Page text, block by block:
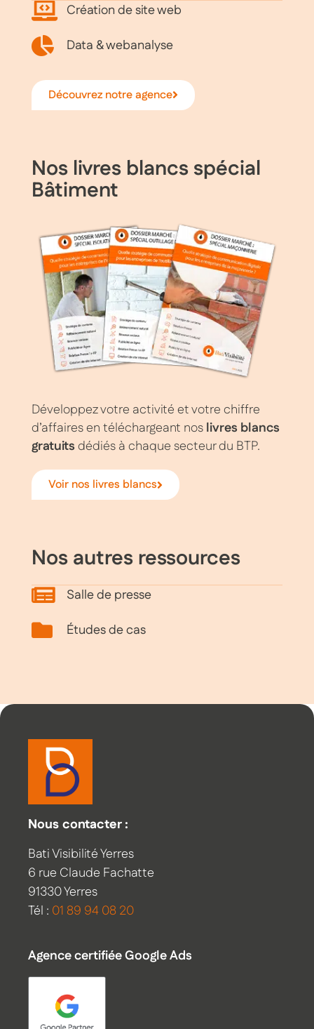
Création de site web
Data & webanalyse
Découvrez notre agence
Nos livres blancs spécial
Bâtiment
Développez votre activité et votre chiffre
d’affaires en téléchargeant nos livres blancs
gratuitsdédiés à chaque secteur du BTP.
Voir nos livres blancs
Nos autres ressources
Salle de presse
Études de cas
Nous contacter :
Bati Visibilité Yerres
6 rue Claude Fachatte
91330 Yerres
Tél : 01 89 94 08 20
Agence certifiée Google Ads